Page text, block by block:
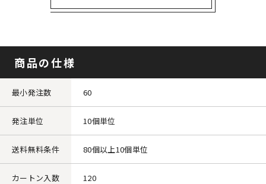
商品の仕様
最小発注数 60
発注単位 10個単位
送料無料条件 80個以上10個単位
カートン入数 120